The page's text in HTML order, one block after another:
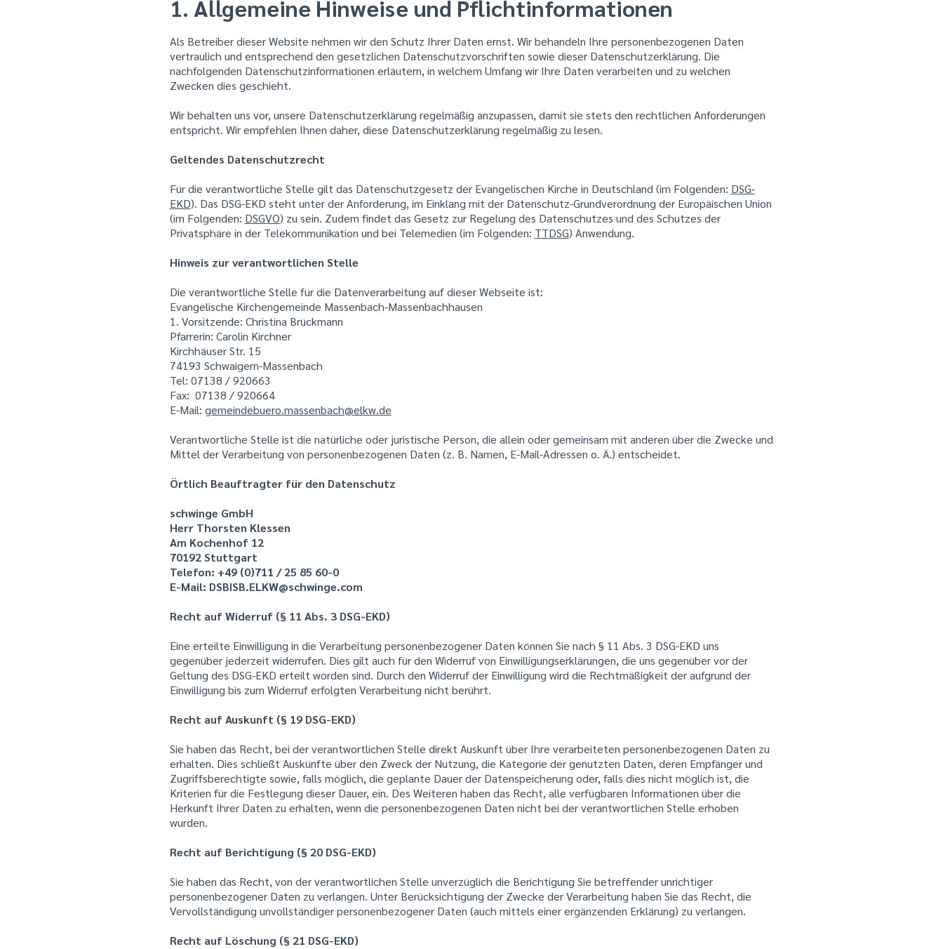
1. Allgemeine Hinweise und Pflichtinformationen
Als Betreiber dieser Website nehmen wir den Schutz Ihrer Daten ernst. Wir behandeln Ihre personenbezogenen Daten
vertraulich und entsprechend den gesetzlichen Datenschutzvorschriften sowie dieser Datenschutzerklärung. Die
nachfolgenden Datenschutzinformationen erläutern, in welchem Umfang wir Ihre Daten verarbeiten und zu welchen
Zwecken dies geschieht.
Wir behalten uns vor, unsere Datenschutzerklärung regelmäßig anzupassen, damit sie stets den rechtlichen Anforderungen
entspricht. Wir empfehlen Ihnen daher, diese Datenschutzerklärung regelmäßig zu lesen.
Geltendes Datenschutzrecht
Für die verantwortliche Stelle gilt das Datenschutzgesetz der Evangelischen Kirche in Deutschland (im Folgenden: DSG-
EKD). Das DSG-EKD steht unter der Anforderung, im Einklang mit der Datenschutz-Grundverordnung der Europäischen Union
(im Folgenden: DSGVO) zu sein. Zudem findet das Gesetz zur Regelung des Datenschutzes und des Schutzes der
Privatsphäre in der Telekommunikation und bei Telemedien (im Folgenden: TTDSG) Anwendung.
Hinweis zur verantwortlichen Stelle
Die verantwortliche Stelle für die Datenverarbeitung auf dieser Webseite ist:
Evangelische Kirchengemeinde Massenbach-Massenbachhausen
1. Vorsitzende: Christina Brückmann
Pfarrerin: Carolin Kirchner
Kirchhäuser Str. 15
74193 Schwaigern-Massenbach
Tel: 07138 / 920663
Fax: 07138 / 920664
E-Mail: gemeindebuero.massenbach@elkw.de
Verantwortliche Stelle ist die natürliche oder juristische Person, die allein oder gemeinsam mit anderen über die Zwecke und
Mittel der Verarbeitung von personenbezogenen Daten (z. B. Namen, E-Mail-Adressen o. Ä.) entscheidet.
Örtlich Beauftragter für den Datenschutz
schwinge GmbH
Herr Thorsten Klessen
Am Kochenhof 12
70192 Stuttgart
Telefon: +49 (0)711 / 25 85 60-0
E-Mail: DSBISB.ELKW@schwinge.com
Recht auf Widerruf (§ 11 Abs. 3 DSG-EKD)
Eine erteilte Einwilligung in die Verarbeitung personenbezogener Daten können Sie nach § 11 Abs. 3 DSG-EKD uns
gegenüber jederzeit widerrufen. Dies gilt auch für den Widerruf von Einwilligungserklärungen, die uns gegenüber vor der
Geltung des DSG-EKD erteilt worden sind. Durch den Widerruf der Einwilligung wird die Rechtmäßigkeit der aufgrund der
Einwilligung bis zum Widerruf erfolgten Verarbeitung nicht berührt.
Recht auf Auskunft (§ 19 DSG-EKD)
Sie haben das Recht, bei der verantwortlichen Stelle direkt Auskunft über Ihre verarbeiteten personenbezogenen Daten zu
erhalten. Dies schließt Auskünfte über den Zweck der Nutzung, die Kategorie der genutzten Daten, deren Empfänger und
Zugriffsberechtigte sowie, falls möglich, die geplante Dauer der Datenspeicherung oder, falls dies nicht möglich ist, die
Kriterien für die Festlegung dieser Dauer, ein. Des Weiteren haben das Recht, alle verfügbaren Informationen über die
Herkunft Ihrer Daten zu erhalten, wenn die personenbezogenen Daten nicht bei der verantwortlichen Stelle erhoben
wurden.
Recht auf Berichtigung (§ 20 DSG-EKD)
Sie haben das Recht, von der verantwortlichen Stelle unverzüglich die Berichtigung Sie betreffender unrichtiger
personenbezogener Daten zu verlangen. Unter Berücksichtigung der Zwecke der Verarbeitung haben Sie das Recht, die
Vervollständigung unvollständiger personenbezogener Daten (auch mittels einer ergänzenden Erklärung) zu verlangen.
Recht auf Löschung (§ 21 DSG-EKD)